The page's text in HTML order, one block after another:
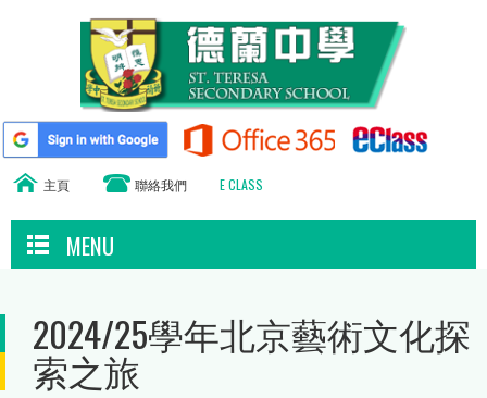
主頁 聯絡我們 E CLASS
MENU
2024/25學年北京藝術文化探
索之旅